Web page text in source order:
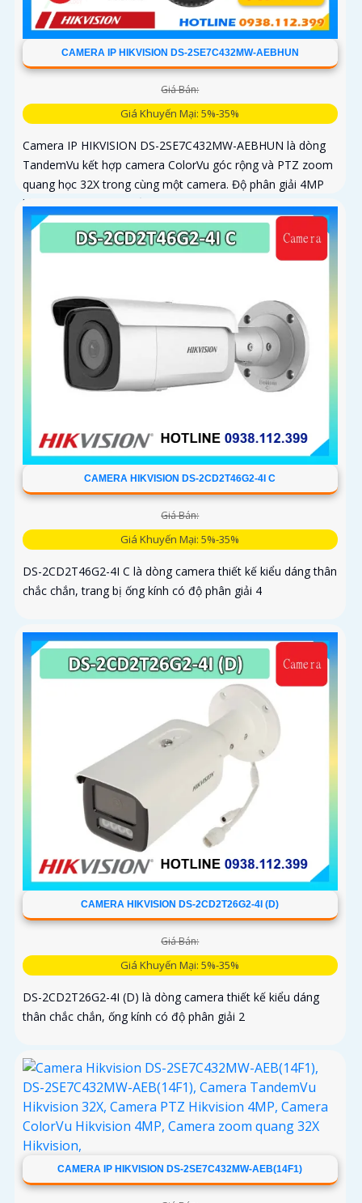
CAMERA IP HIKVISION DS-2SE7C432MW-AEBHUN
Giá Bán:
Giá Khuyến Mại: 5%-35%
Camera IP HIKVISION DS-2SE7C432MW-AEBHUN là dòng
TandemVu kết hợp camera ColorVu góc rộng và PTZ zoom
quang học 32X trong cùng một camera. Độ phân giải 4MP
hồng ngoại 200m chuẩn nén H
CAMERA HIKVISION DS-2CD2T46G2-4I C
Giá Bán:
Giá Khuyến Mại: 5%-35%
DS-2CD2T46G2-4I C là dòng camera thiết kế kiểu dáng thân
chắc chắn, trang bị ống kính có độ phân giải 4
CAMERA HIKVISION DS-2CD2T26G2-4I (D)
Giá Bán:
Giá Khuyến Mại: 5%-35%
DS-2CD2T26G2-4I (D) là dòng camera thiết kế kiểu dáng
thân chắc chắn, ống kính có độ phân giải 2
CAMERA IP HIKVISION DS-2SE7C432MW-AEB(14F1)